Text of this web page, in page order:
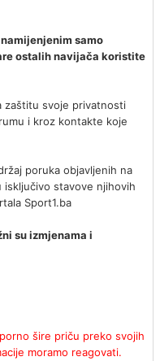
samo
ostalih navijača koristite
zaštitu svoje privatnosti
i kroz kontakte koje
poruka objavljenih na
stavove njihovih
Sport1.ba
su izmjenama i
šire priču preko svojih
moramo reagovati.